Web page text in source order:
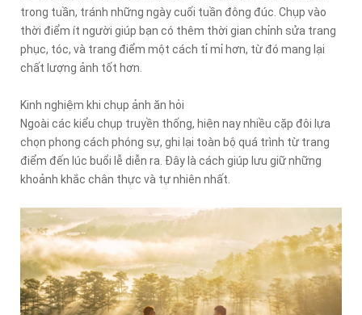
trong tuần, tránh những ngày cuối tuần đông đúc. Chụp vào
thời điểm ít người giúp bạn có thêm thời gian chỉnh sửa trang
phục, tóc, và trang điểm một cách tỉ mỉ hơn, từ đó mang lại
chất lượng ảnh tốt hơn.
Kinh nghiệm khi chụp ảnh ăn hỏi
Ngoài các kiểu chụp truyền thống, hiện nay nhiều cặp đôi lựa
chọn phong cách phóng sự, ghi lại toàn bộ quá trình từ trang
điểm đến lúc buổi lễ diễn ra. Đây là cách giúp lưu giữ những
khoảnh khắc chân thực và tự nhiên nhất.